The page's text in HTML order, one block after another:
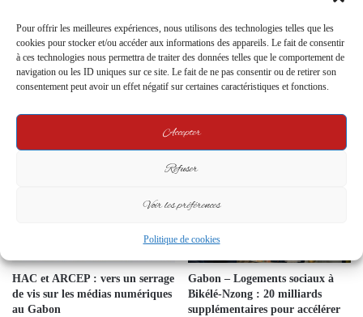
Pour offrir les meilleures expériences, nous utilisons des technologies telles que les
cookies pour stocker et/ou accéder aux informations des appareils. Le fait de consentir
à ces technologies nous permettra de traiter des données telles que le comportement de
navigation ou les ID uniques sur ce site. Le fait de ne pas consentir ou de retirer son
consentement peut avoir un effet négatif sur certaines caractéristiques et fonctions.
Accepter
Refuser
Voir les préférences
Politique de cookies
Le parti de Mays Mouissi ne
communique plus : un silence
Inauguration du Nouveau
Square Ntchoréré : Un
HAC et ARCEP : vers un serrage
de vis sur les médias numériques
au Gabon
Gabon – Logements sociaux à
Bikélé-Nzong : 20 milliards
supplémentaires pour accélérer